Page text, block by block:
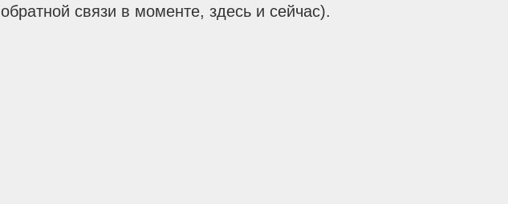
обратной связи в моменте, здесь и сейчас).